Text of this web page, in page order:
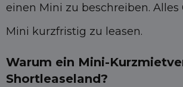
einen Mini zu beschreiben. Alles
Mini kurzfristig zu leasen.
Warum ein Mini-
Shortleaseland?